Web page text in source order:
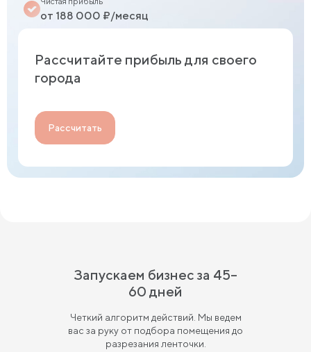
от 188 000 ₽/месяц
Рассчитайте прибыль для своего
города
Рассчитать
Запускаем бизнес за 45–
60 дней
Четкий алгоритм действий. Мы ведем
вас за руку от подбора помещения до
разрезания ленточки.